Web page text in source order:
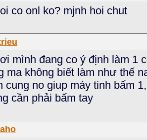
co onl ko? mjnh hoi chut
mình đang co ý định làm 1
ma không biết làm như thế
cung no giup máy tinh bấm
cần phải bấm tay